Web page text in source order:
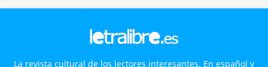
La revista cultural de los lectores interesantes. En español y